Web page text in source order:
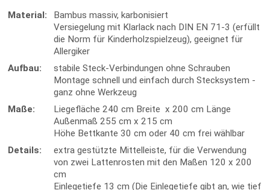
Material:
Bambus massiv, karbonisiert
Versiegelung mit Klarlack nach DIN EN 71-3 (erfüllt
die Norm für Kinderholzspielzeug), geeignet für
Allergiker
Aufbau:
stabile Steck-Verbindungen ohne Schrauben
Montage schnell und einfach durch Stecksystem -
ganz ohne Werkzeug
Maße:
Liegefläche 240 cm Breite x 200 cm Länge
Außenmaß 255 cm x 215 cm
Höhe Bettkante 30 cm oder 40 cm frei wählbar
Details:
extra gestützte Mittelleiste, für die Verwendung
von zwei Lattenrosten mit den Maßen 120 x 200
cm
Einlegetiefe 13 cm (Die Einlegetiefe gibt an, wie tief